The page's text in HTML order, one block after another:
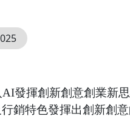
AI發揮創新創意創業新
銷特色發揮出創新創